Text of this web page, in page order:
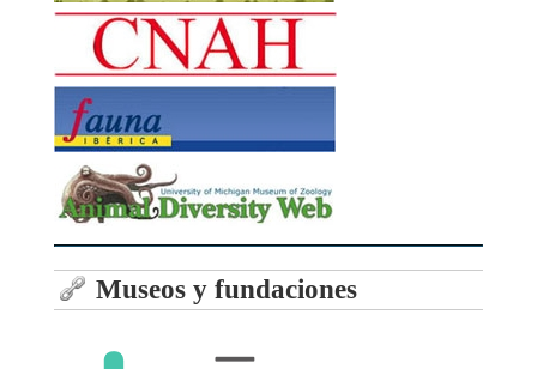
Museos y fundaciones